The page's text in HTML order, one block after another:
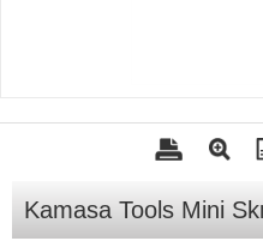
Tohatsu - Utombordare
TK Trailer
Kamasa Tools Mini